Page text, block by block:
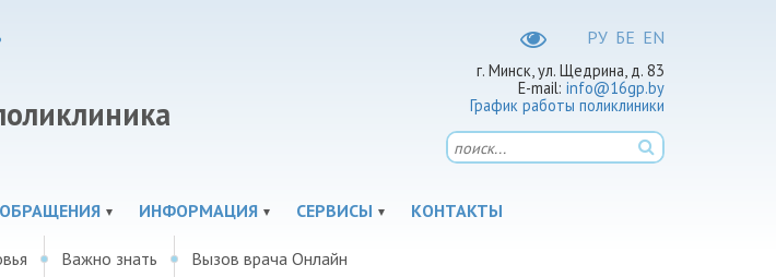
РУ БЕ EN
г. Минск, ул. Щедрина, д. 83
E-mail: info@16gp.by
График работы поликлиники
ОБРАЩЕНИЯ ИНФОРМАЦИЯ СЕРВИСЫ КОНТАКТЫ
Важно знать Вызов врача Онлайн